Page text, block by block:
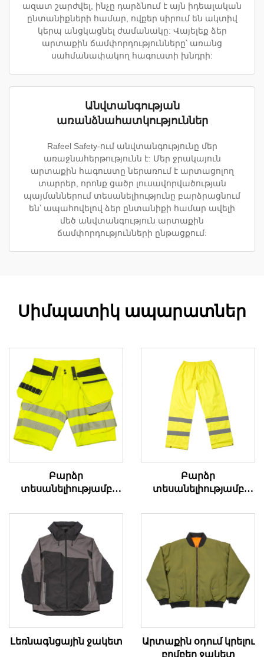
ազատ շարժվել, ինչը դարձնում է այն իդեալական
ընտանիքների համար, ովքեր սիրում են ակտիվ
կերպ անցկացնել ժամանակը: Վայելեք ձեր
արտաքին ճամփորդությունները՝ առանց
սահմանափակող հագուստի խնդրի:
Անվտանգության
առանձնահատկություններ
Rafeel Safety-ում անվտանգությունը մեր
առաջնահերթությունն է: Մեր ջրակայուն
արտաքին հագուստը ներառում է արտացոլող
տարրեր, որոնք ցածր լուսավորվածության
պայմաններում տեսանելիությունը բարձրացնում
են՝ ապահովելով ձեր ընտանիքի համար ավելի
մեծ անվտանգություն արտաքին
ճամփորդությունների ընթացքում:
Սիմպատիկ ապարատներ
Բարձր
տեսանելիությամբ
աշխատանքային
կարճ տաբատներ
Բարձր
տեսանելիությամբ
Լեռնագնցային ջակետ
Արտաքին օդում կրելու
բոմբեր ջակետ